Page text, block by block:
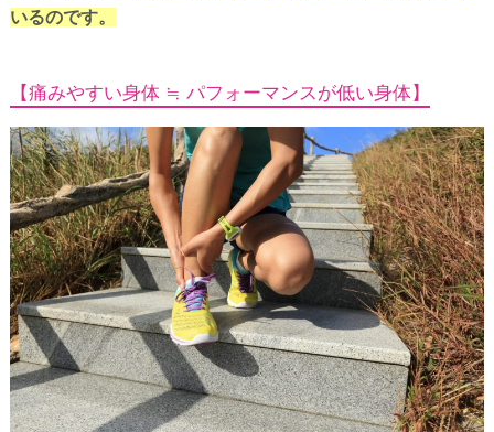
いるのです。
【痛みやすい身体 ≒ パフォーマンスが低い身体】